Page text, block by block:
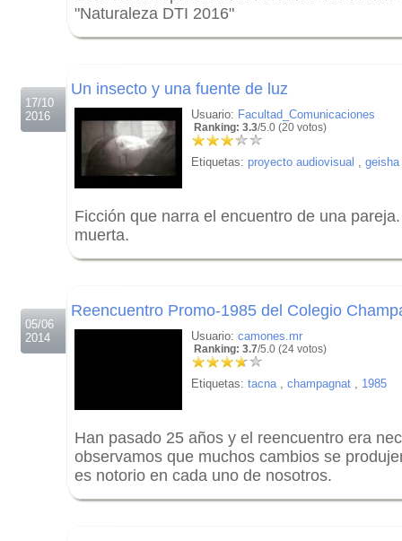
"Naturaleza DTI 2016"
17/10
2016
Un insecto y una fuente de luz
Usuario: Facultad_Comunicaciones
Ranking: 3.3/5.0 (20 votos)
Etiquetas: proyecto audiovisual , geisha
Ficción que narra el encuentro de una
muerta.
05/06
2014
Reencuentro Promo-1985 del Colegio
Usuario: camones.mr
Ranking: 3.7/5.0 (24 votos)
Etiquetas: tacna, champagnat , 1985
Han pasado 25 años y el reencuentro era
observamos que muchos cambios se
es notorio en cada uno de nosotros.